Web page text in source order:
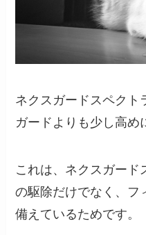
ネクスガードスペクト
ガードよりも少し高め
これは、ネクスガード
の駆除だけでなく、フ
備えているためです。